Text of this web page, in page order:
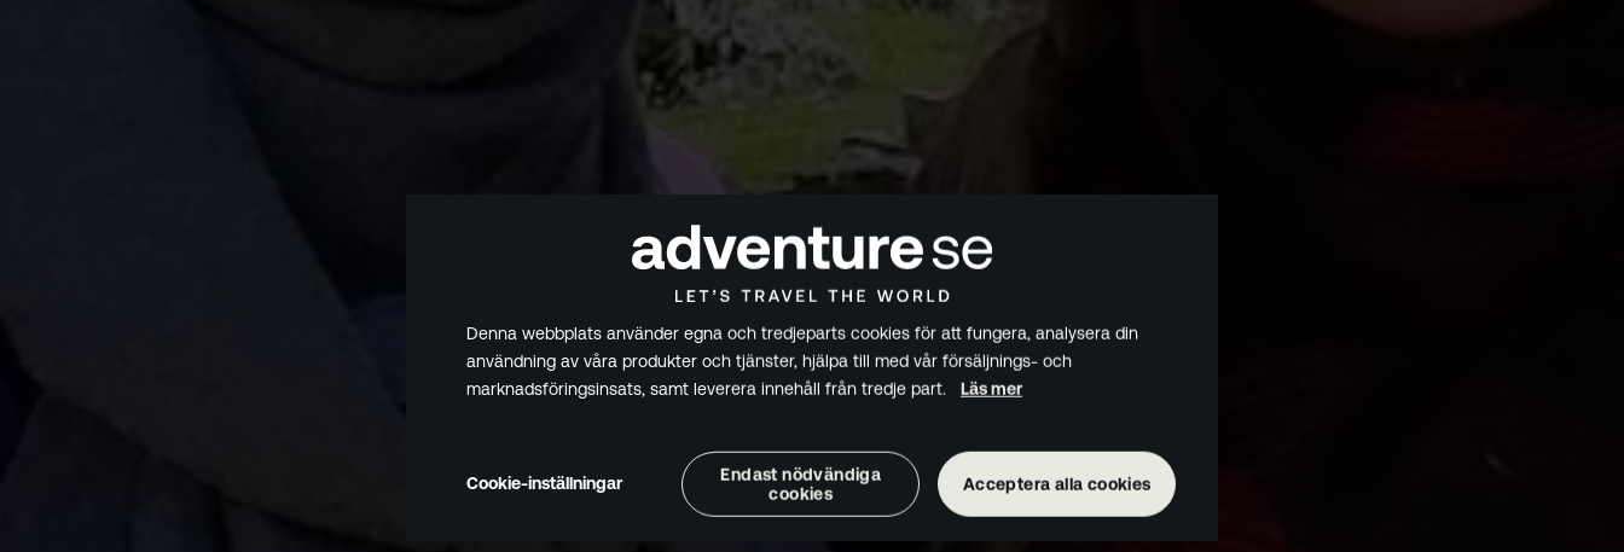
Denna webbplats använder egna och tredjeparts cookies för att fungera, analysera din
användning av våra produkter och tjänster, hjälpa till med vår försäljnings- och
marknadsföringsinsats, samt leverera innehåll från tredje part. Läs mer
Cookie-inställningar
Endast nödvändiga
cookies
Acceptera alla cookies